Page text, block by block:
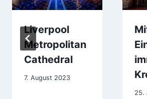
Liverpool
Metropolitan
Cathedral
7. August 2023
25.